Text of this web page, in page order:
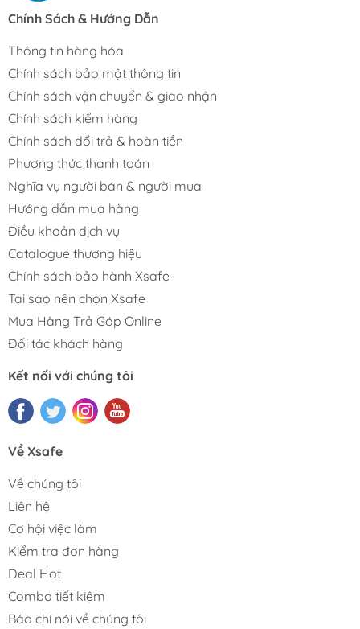
Chính Sách & Hướng Dẫn
Thông tin hàng hóa
Chính sách bảo mật thông tin
Chính sách vận chuyển & giao nhận
Chính sách kiểm hàng
Chính sách đổi trả & hoàn tiền
Phương thức thanh toán
Nghĩa vụ người bán & người mua
Hướng dẫn mua hàng
Điều khoản dịch vụ
Catalogue thương hiệu
Chính sách bảo hành Xsafe
Tại sao nên chọn Xsafe
Mua Hàng Trả Góp Online
Đối tác khách hàng
Kết nối với chúng tôi
Về Xsafe
Về chúng tôi
Liên hệ
Cơ hội việc làm
Kiểm tra đơn hàng
Deal Hot
Combo tiết kiệm
Báo chí nói về chúng tôi